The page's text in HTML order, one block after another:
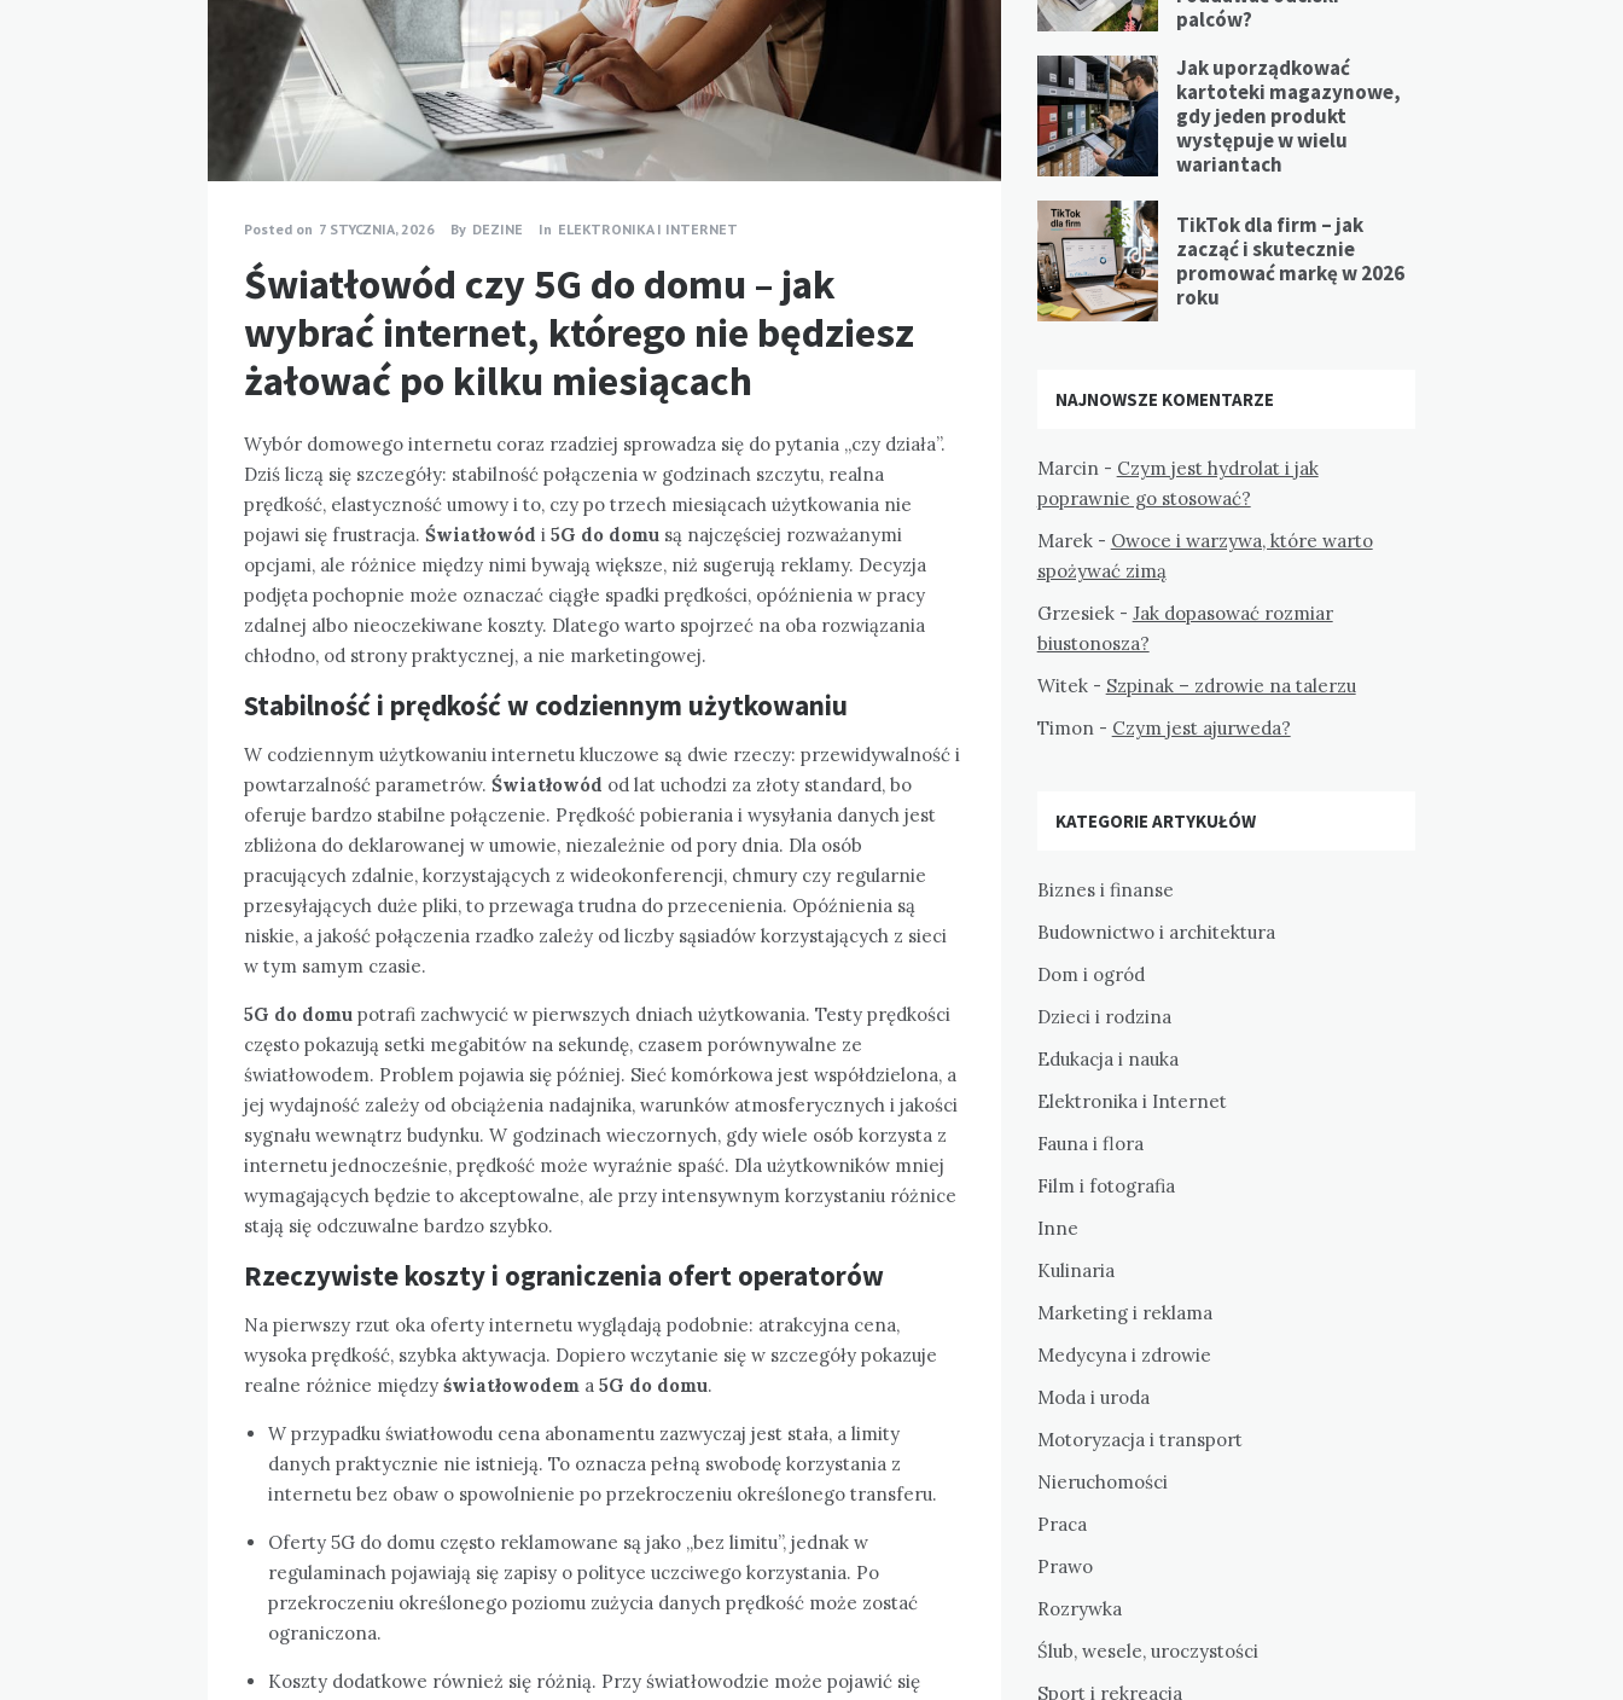
Posted on 7 STYCZNIA, 2026 By DEZINE In ELEKTRONIKA I INTERNET
Światłowód czy 5G do domu – jak
wybrać internet, którego nie będziesz
żałować po kilku miesiącach
Wybór domowego internetu coraz rzadziej sprowadza się do pytania „czy działa”.
Dziś liczą się szczegóły: stabilność połączenia w godzinach szczytu, realna
prędkość, elastyczność umowy i to, czy po trzech miesiącach użytkowania nie
pojawi się frustracja. Światłowód i 5G do domu są najczęściej rozważanymi
opcjami, ale różnice między nimi bywają większe, niż sugerują reklamy. Decyzja
podjęta pochopnie może oznaczać ciągłe spadki prędkości, opóźnienia w pracy
zdalnej albo nieoczekiwane koszty. Dlatego warto spojrzeć na oba rozwiązania
chłodno, od strony praktycznej, a nie marketingowej.
Stabilność i prędkość w codziennym użytkowaniu
W codziennym użytkowaniu internetu kluczowe są dwie rzeczy: przewidywalność i
powtarzalność parametrów. Światłowód od lat uchodzi za złoty standard, bo
oferuje bardzo stabilne połączenie. Prędkość pobierania i wysyłania danych jest
zbliżona do deklarowanej w umowie, niezależnie od pory dnia. Dla osób
pracujących zdalnie, korzystających z wideokonferencji, chmury czy regularnie
przesyłających duże pliki, to przewaga trudna do przecenienia. Opóźnienia są
niskie, a jakość połączenia rzadko zależy od liczby sąsiadów korzystających z sieci
w tym samym czasie.
5G do domu potrafi zachwycić w pierwszych dniach użytkowania. Testy prędkości
często pokazują setki megabitów na sekundę, czasem porównywalne ze
światłowodem. Problem pojawia się później. Sieć komórkowa jest współdzielona, a
jej wydajność zależy od obciążenia nadajnika, warunków atmosferycznych i jakości
sygnału wewnątrz budynku. W godzinach wieczornych, gdy wiele osób korzysta z
internetu jednocześnie, prędkość może wyraźnie spaść. Dla użytkowników mniej
wymagających będzie to akceptowalne, ale przy intensywnym korzystaniu różnice
stają się odczuwalne bardzo szybko.
Rzeczywiste koszty i ograniczenia ofert operatorów
Na pierwszy rzut oka oferty internetu wyglądają podobnie: atrakcyjna cena,
wysoka prędkość, szybka aktywacja. Dopiero wczytanie się w szczegóły pokazuje
realne różnice między światłowodem a 5G do domu.
W przypadku światłowodu cena abonamentu zazwyczaj jest stała, a limity
danych praktycznie nie istnieją. To oznacza pełną swobodę korzystania z
internetu bez obaw o spowolnienie po przekroczeniu określonego transferu.
Oferty 5G do domu często reklamowane są jako „bez limitu”, jednak w
regulaminach pojawiają się zapisy o polityce uczciwego korzystania. Po
przekroczeniu określonego poziomu zużycia danych prędkość może zostać
ograniczona.
Koszty dodatkowe również się różnią. Przy światłowodzie może pojawić się
palców?
Jak uporządkować
kartoteki magazynowe,
gdy jeden produkt
występuje w wielu
wariantach
TikTok dla firm – jak
zacząć i skutecznie
promować markę w 2026
roku
NAJNOWSZE KOMENTARZE
Marcin- Czym jest hydrolat i jak
poprawnie go stosować?
Marek- Owoce i warzywa, które warto
spożywać zimą
Grzesiek- Jak dopasować rozmiar
biustonosza?
Witek- Szpinak – zdrowie na talerzu
Timon- Czym jest ajurweda?
KATEGORIE ARTYKUŁÓW
Biznes i finanse
Budownictwo i architektura
Dom i ogród
Dzieci i rodzina
Edukacja i nauka
Elektronika i Internet
Fauna i flora
Film i fotografia
Inne
Kulinaria
Marketing i reklama
Medycyna i zdrowie
Moda i uroda
Motoryzacja i transport
Nieruchomości
Praca
Prawo
Rozrywka
Ślub, wesele, uroczystości
Sport i rekreacja